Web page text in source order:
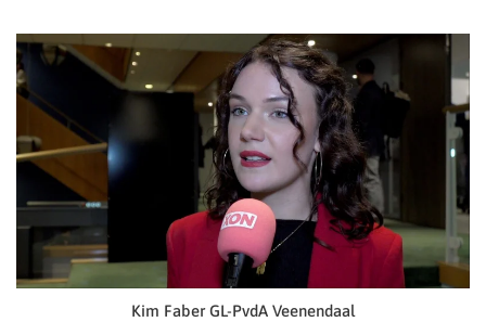
Kim Faber GL-PvdA Veenendaal